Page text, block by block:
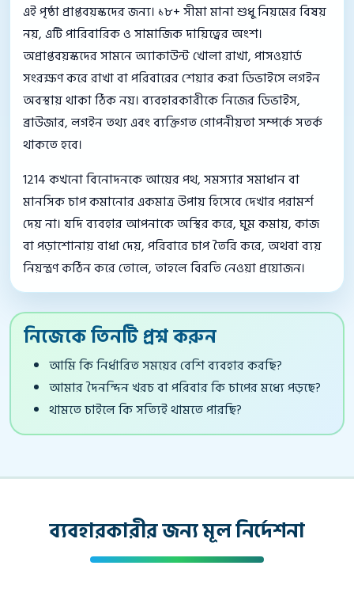
এই পৃষ্ঠা প্রাপ্তবয়স্কদের জন্য। ১৮+ সীমা মানা শুধু নিয়মের বিষয়
নয়, এটি পারিবারিক ও সামাজিক দায়িত্বের অংশ।
অপ্রাপ্তবয়স্কদের সামনে অ্যাকাউন্ট খোলা রাখা, পাসওয়ার্ড
সংরক্ষণ করে রাখা বা পরিবারের শেয়ার করা ডিভাইসে লগইন
অবস্থায় থাকা ঠিক নয়। ব্যবহারকারীকে নিজের ডিভাইস,
ব্রাউজার, লগইন তথ্য এবং ব্যক্তিগত গোপনীয়তা সম্পর্কে সতর্ক
থাকতে হবে।
1214 কখনো বিনোদনকে আয়ের পথ, সমস্যার সমাধান বা
মানসিক চাপ কমানোর একমাত্র উপায় হিসেবে দেখার পরামর্শ
দেয় না। যদি ব্যবহার আপনাকে অস্থির করে, ঘুম কমায়, কাজ
বা পড়াশোনায় বাধা দেয়, পরিবারে চাপ তৈরি করে, অথবা ব্যয়
নিয়ন্ত্রণ কঠিন করে তোলে, তাহলে বিরতি নেওয়া প্রয়োজন।
নিজেকে তিনটি প্রশ্ন করুন
আমি কি নির্ধারিত সময়ের বেশি ব্যবহার করছি?
আমার দৈনন্দিন খরচ বা পরিবার কি চাপের মধ্যে পড়ছে?
থামতে চাইলে কি সত্যিই থামতে পারছি?
ব্যবহারকারীর জন্য মূল নির্দেশনা